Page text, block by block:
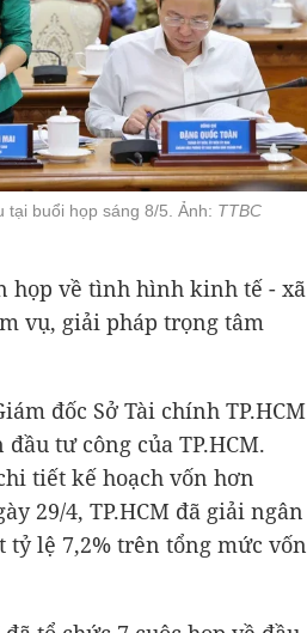
tại buổi họp sáng 8/5. Ảnh: TTBC
họp về tình hình kinh tế - xã
vụ, giải pháp trọng tâm
đốc Sở Tài chính TP.HCM
tư công của TP.HCM.
tiết kế hoạch vốn hơn
29/4, TP.HCM đã giải ngân
tỷ lệ 7,2% trên tổng mức vốn